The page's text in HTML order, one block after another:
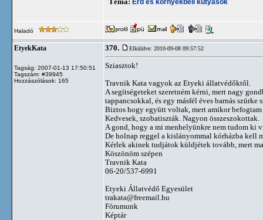
Haladó
EtyekKata
Tagság: 2007-01-13 17:50:51
Tagszám: #39945
Hozzászólások: 165
370. Elküldve: 2010-09-08 09:57:52
Sziasztok!
Travnik Kata vagyok az Etyeki állatvédőktől.
A segítségeteket szeretném kérni, mert nagy
tappancsokkal, és egy másfél éves barnás szürke
Biztos hogy együtt voltak, mert amikor
Kedvesek, szobatiszták. Nagyon összeszokottak.
A gond, hogy a mi menhelyünkre nem tudom
De holnap reggel a kislányommal kórházba kell
Kérlek akinek tudjátok küldjétek tovább, mert
Köszönöm szépen
Travnik Kata
06-20/537-6991
Etyeki Állatvédő Egyesület
trakata@freemail.hu
Fórumunk
Képtár